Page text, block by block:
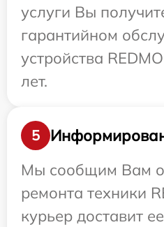
услуги Вы
гарантийном
устройства
лет.
5
Мы сообщим Вам
ремонта техники
курьер доставит